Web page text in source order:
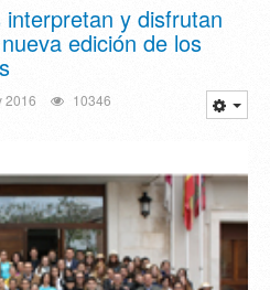
y disfrutan
edición de los
2016 10346